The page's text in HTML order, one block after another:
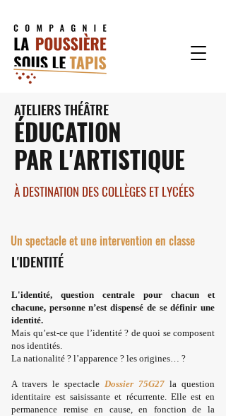
ATELIERS THÉÂTRE
ÉDUCATION
PAR L'ARTISTIQUE
À DESTINATION DES COLLÈGES ET LYCÉES
Un spectacle et une intervention en classe
L'IDENTITÉ
L'identité, question centrale pour chacun et
chacune, personne n’est dispensé de se définir une
identité.
Mais qu’est-ce que l’identité ? de quoi se composent
nos identités.
La ­nationalité ? ­l’apparence ? les origines… ?
A travers le spectacle Dossier 75G27 la question
identitaire est saisissante et ­récurrente. Elle est en
permanence remise en cause, en fonction de la